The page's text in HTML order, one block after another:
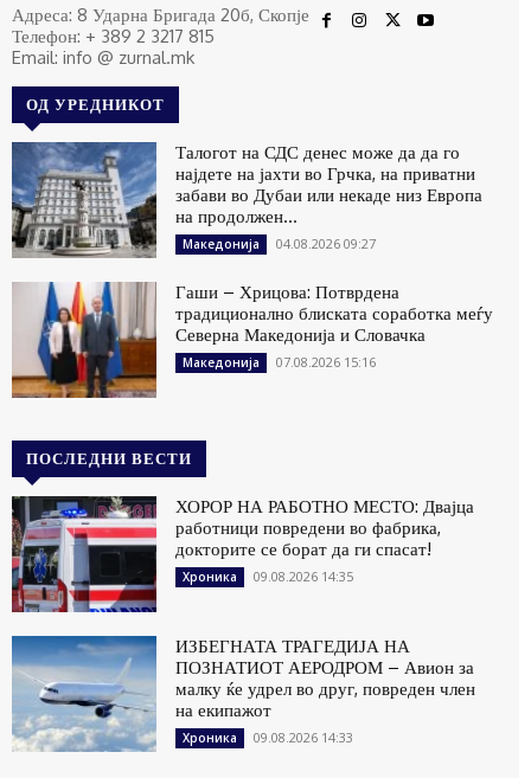
Адреса: 8 Ударна Бригада 20б, Скопје
Телефон: + 389 2 3217 815
Email: info @ zurnal.mk
ОД УРЕДНИКОТ
Талогот на СДС денес може да да го
најдете на јахти во Грчка, на приватни
забави во Дубаи или некаде низ Европа
на продолжен...
Македонија 04.08.2026 09:27
Гаши – Хрицова: Потврдена
традиционално блиската соработка меѓу
Северна Македонија и Словачка
Македонија 07.08.2026 15:16
ПОСЛЕДНИ ВЕСТИ
ХОРОР НА РАБОТНО МЕСТО: Двајца
работници повредени во фабрика,
докторите се борат да ги спасат!
Хроника 09.08.2026 14:35
ИЗБЕГНАТА ТРАГЕДИЈА НА
ПОЗНАТИОТ АЕРОДРОМ – Авион за
малку ќе удрел во друг, повреден член
на екипажот
Хроника 09.08.2026 14:33